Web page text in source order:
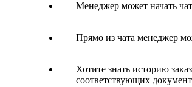
Менеджер может начать
Прямо из чата менеджер
Хотите знать историю
соответствующих